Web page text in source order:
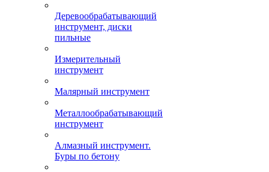
Деревообрабатывающий
инструмент, диски
пильные
Измерительный
инструмент
Малярный инструмент
Металлообрабатывающий
инструмент
Алмазный инструмент.
Буры по бетону